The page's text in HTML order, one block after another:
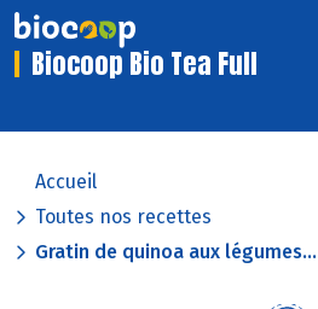
Biocoop Bio Tea Full
Accueil
Toutes nos recettes
Gratin de quinoa aux légumes...